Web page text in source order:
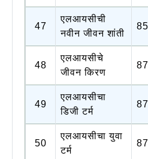
47
एलआयसीची
नवीन जीवन शांती
48
एलआयसीचे
जीवन किरण
49
एलआयसीचा
डिजी टर्म
50
एलआयसीचा युवा
टर्म